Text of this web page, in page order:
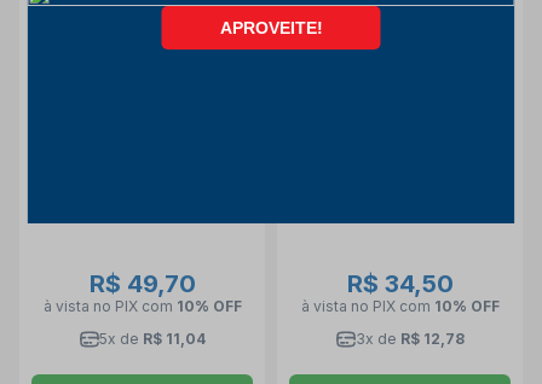
R$ 49,70
à vista no PIX com 10% OFF
5x de R$ 11,04
R$ 34,50
à vista no PIX com 10% OFF
3x de R$ 12,78